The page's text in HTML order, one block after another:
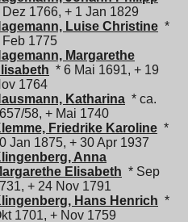
Dez 1766, + 1 Jan 1829
Luise Christine *
Feb 1775
Margarethe
* 6 Mai 1691, + 19
1764
Katharina * ca.
58, + Mai 1740
Friedrike Karoline *
Jan 1875, + 30 Apr 1937
Anna
Elisabeth * Sep
+ 24 Nov 1791
Hans Henrich *
1701, + Nov 1759